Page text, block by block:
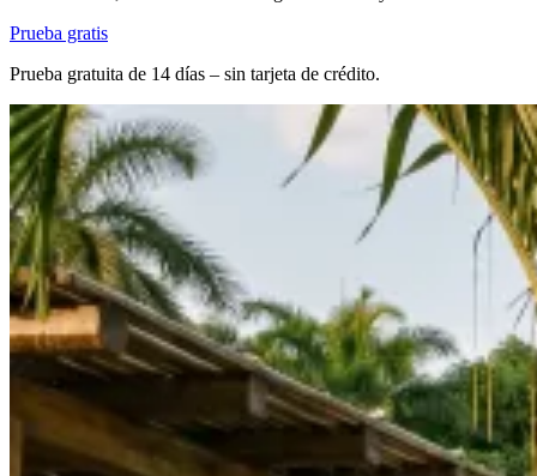
Prueba gratis
Prueba gratuita de 14 días – sin tarjeta de crédito.